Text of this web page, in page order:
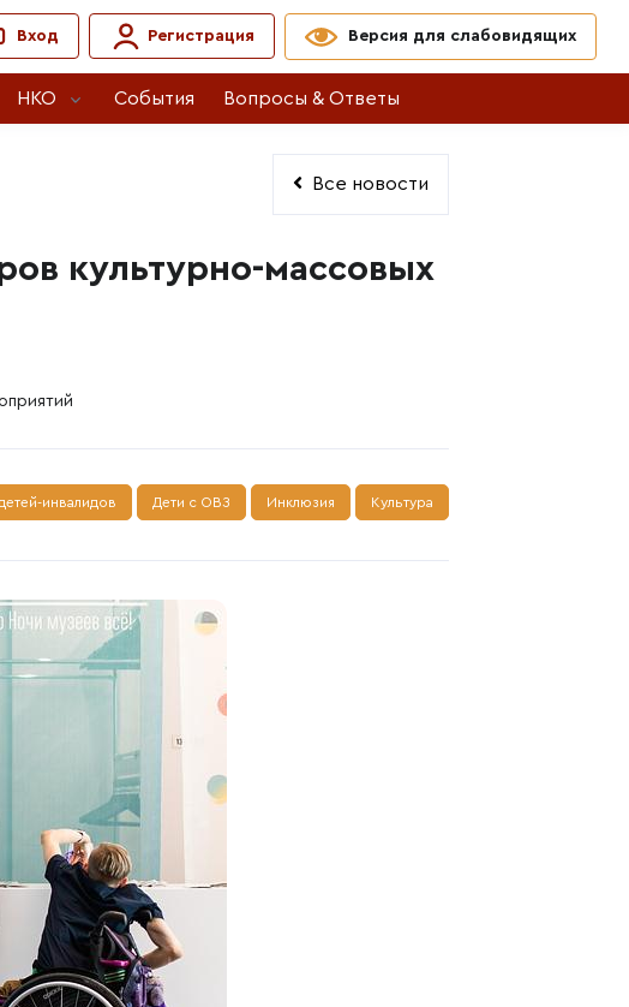
Вход Регистрация Версия для слабовидящих
НКО События Вопросы & Ответы
Все новости
культурно-массовых
инвалидов Дети с ОВЗ Инклюзия Культура